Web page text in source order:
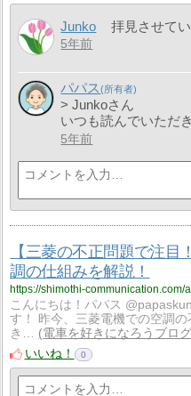
Junko 拝見させて
5年前
パパス
> Junkoさん
いつも読んでいただ
5年前
【三菱の不正問題で注目
調の仕組みを解説！
https://shimothi-communication.com/
こんにちは！パパス
す！ 昨今、三菱電機での空調の
き…
電車を好きになろうブロ
いいね！
0